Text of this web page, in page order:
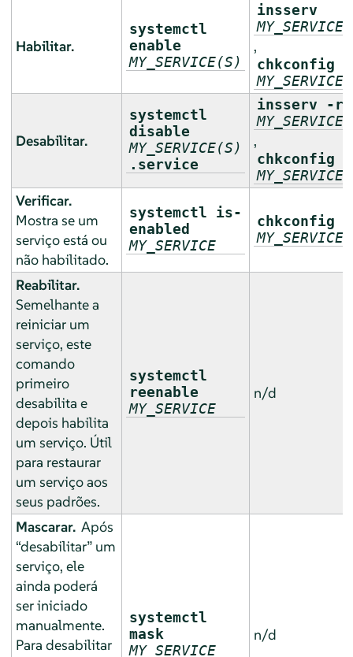
Habilitar.
systemctl
enable
MY_SERVICE(S)
insserv
,
chkconfig -
Desabilitar.
systemctl
disable
MY_SERVICE(S)
.service
insserv -r
,
chkconfig -
Verificar.
Mostra se um
serviço está ou
não habilitado.
systemctl is-
enabled
MY_SERVICE
chkconfig
MY_SERVICE
Reabilitar.
Semelhante a
reiniciar um
serviço, este
comando
primeiro
desabilita e
depois habilita
um serviço. Útil
para restaurar
um serviço aos
seus padrões.
systemctl
reenable
MY_SERVICE
n/d
Mascarar. Após
“desabilitar”um
serviço, ele
ainda poderá
ser iniciado
manualmente.
Para desabilitar
systemctl
mask
MY_SERVICE
n/d